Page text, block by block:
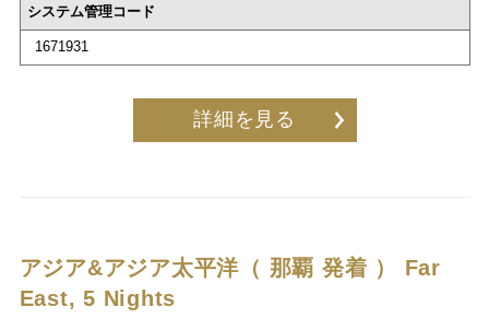
システム管理コード
1671931
詳細を見る
アジア&アジア太平洋（ 那覇 発着 ） Far
East, 5 Nights